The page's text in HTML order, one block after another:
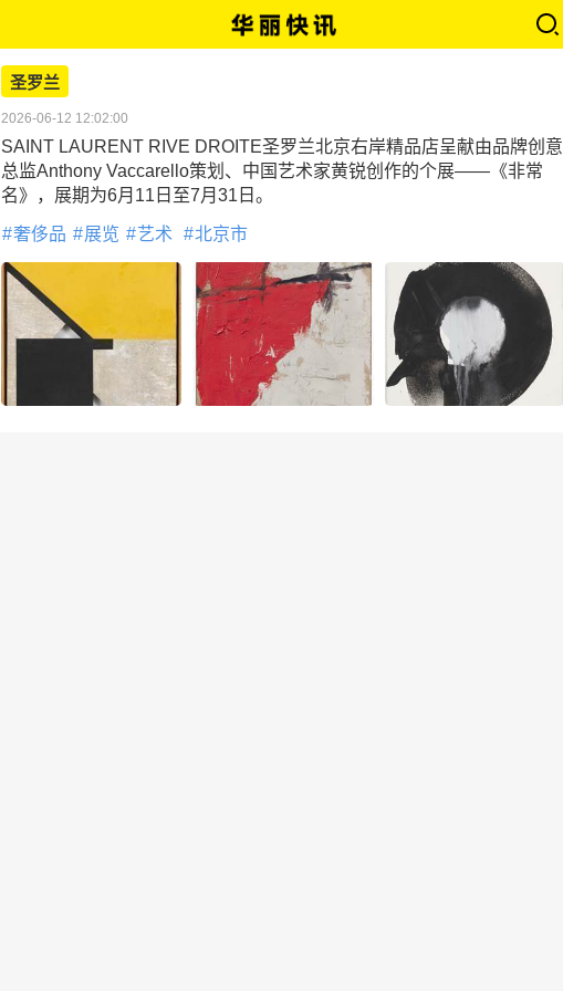
圣罗兰
2026-06-12 12:02:00
SAINT LAURENT RIVE DROITE圣罗兰北京右岸精品店呈献由品牌创意
总监Anthony Vaccarello策划、中国艺术家黄锐创作的个展——《非常
名》，展期为6月11日至7月31日。
奢侈品 展览 艺术 北京市